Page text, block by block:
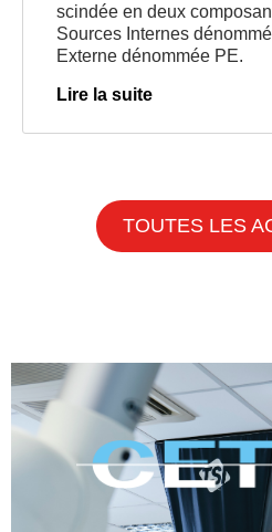
scindée en deux
Sources Internes
Externe dénommée PE.
Lire la suite
TOUTES LES